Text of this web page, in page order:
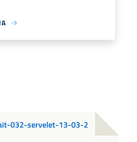
032-servelet-13-03-2